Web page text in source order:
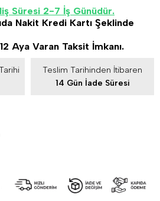
Süresi 2-7 İş Günüdür.
Nakit Kredi Kartı Şeklinde
Aya Varan Taksit İmkanı.
Teslim Tarihinden İtibaren
14 Gün İade Süresi